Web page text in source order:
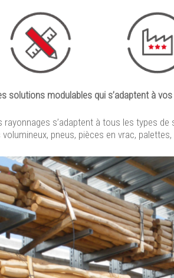
solutions modulables qui s’adaptent à
rayonnages s’adaptent à tous les types de
volumineux, pneus, pièces en vrac,